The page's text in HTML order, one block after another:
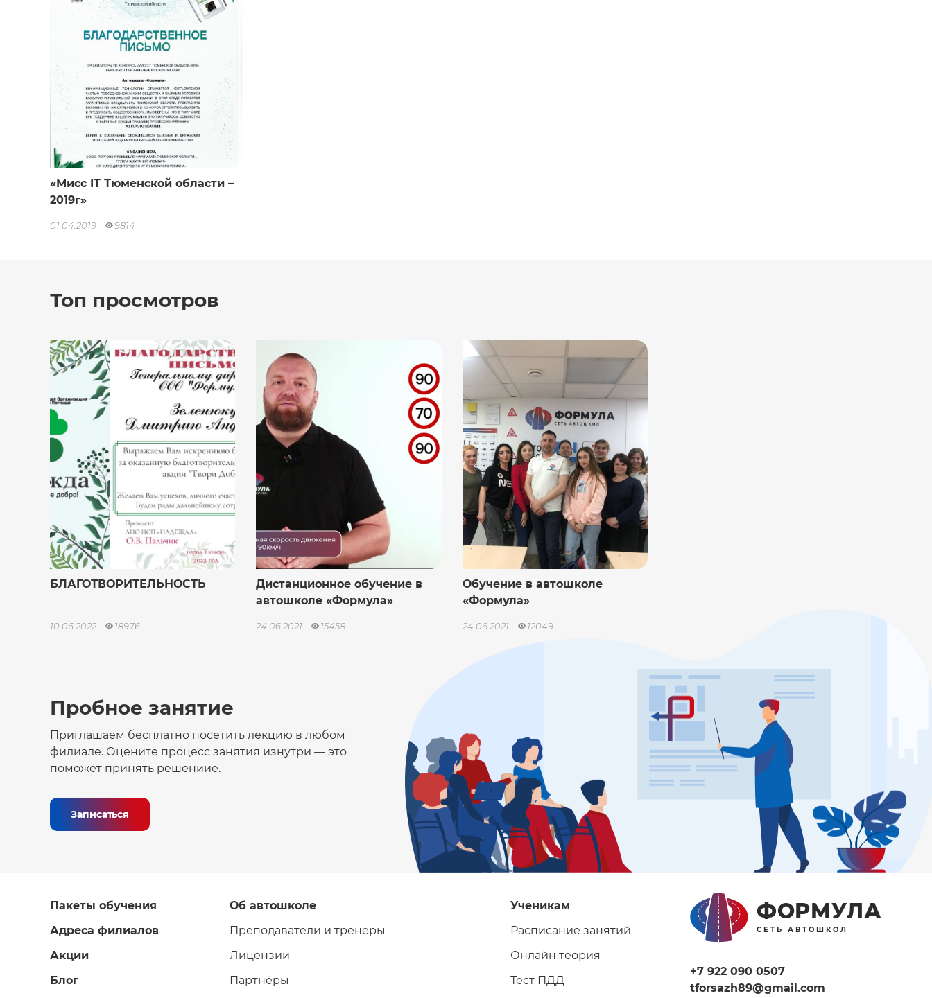
«Мисс IT Тюменской области –
2019г»
01.04.2019 9814
Топ просмотров
БЛАГОТВОРИТЕЛЬНОСТЬ
10.06.2022 18976
Дистанционное обучение в
автошколе «Формула»
24.06.2021 15458
Обучение в автошколе
«Формула»
24.06.2021 12049
Пробное занятие
Приглашаем бесплатно посетить лекцию в любом
филиале. Оцените процесс занятия изнутри — это
поможет принять решениие.
Записаться
Пакеты обучения
Адреса филиалов
Акции
Блог
Об автошколе
Преподаватели и тренеры
Лицензии
Партнёры
Ученикам
Расписание занятий
Онлайн теория
Тест ПДД
ФОРМУЛА
СЕТЬ АВТОШКОЛ
+7 922 090 0507
tforsazh89@gmail.com